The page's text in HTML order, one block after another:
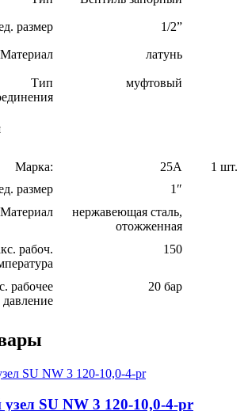
размер 1/2”
Материал латунь
Тип
муфтовый
Марка: 25А
1 шт.
размер
1″
Материал
нержавеющая сталь,
отожженная
рабоч.
150
рабочее
давление
20 бар
SU NW 3 120-10,0-4-pr